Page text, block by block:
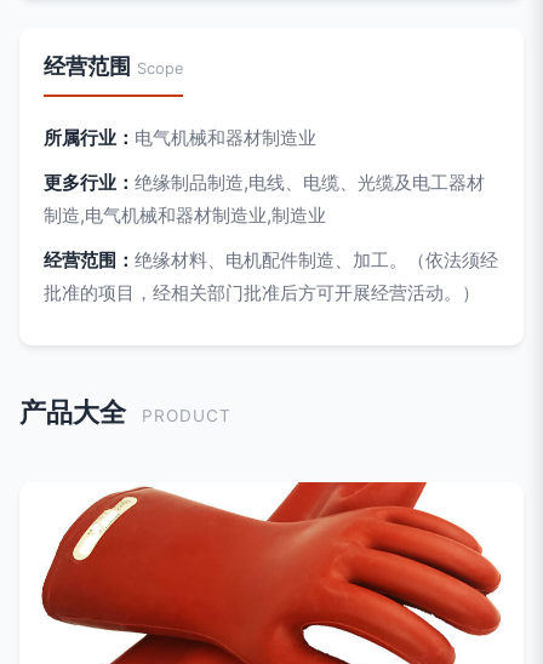
经营范围 Scope
所属行业： 电气机械和器材制造业
更多行业： 绝缘制品制造,电线、电缆、光缆及电工器材
制造,电气机械和器材制造业,制造业
经营范围： 绝缘材料、电机配件制造、加工。（依法须经
批准的项目，经相关部门批准后方可开展经营活动。）
产品大全 PRODUCT